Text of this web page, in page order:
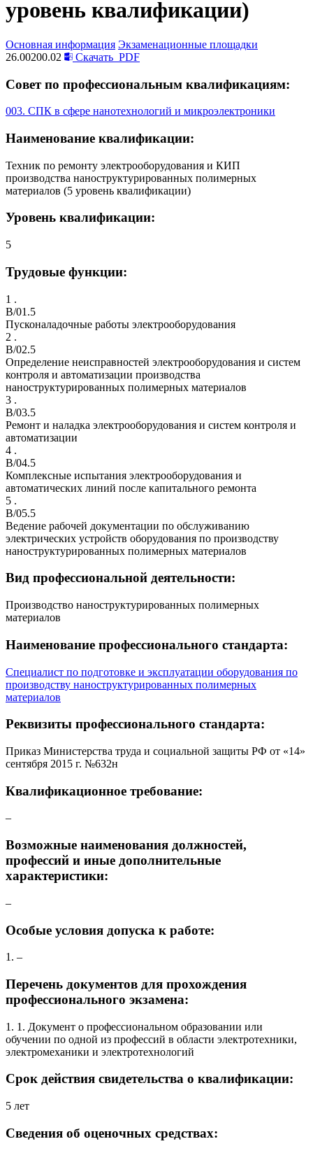
уровень квалификации)
Основная информация Экзаменационные площадки
26.00200.02
Скачать PDF
Совет по профессиональным квалификациям:
003. СПК в сфере нанотехнологий и микроэлектроники
Наименование квалификации:
Техник по ремонту электрооборудования и КИП
производства наноструктурированных полимерных
материалов (5 уровень квалификации)
Уровень квалификации:
5
Трудовые функции:
1 .
B/01.5
Пусконаладочные работы электрооборудования
2 .
B/02.5
Определение неисправностей электрооборудования и систем
контроля и автоматизации производства
наноструктурированных полимерных материалов
3 .
B/03.5
Ремонт и наладка электрооборудования и систем контроля и
автоматизации
4 .
B/04.5
Комплексные испытания электрооборудования и
автоматических линий после капитального ремонта
5 .
B/05.5
Ведение рабочей документации по обслуживанию
электрических устройств оборудования по производству
наноструктурированных полимерных материалов
Вид профессиональной деятельности:
Производство наноструктурированных полимерных
материалов
Наименование профессионального стандарта:
Специалист по подготовке и эксплуатации оборудования по
производству наноструктурированных полимерных
материалов
Реквизиты профессионального стандарта:
Приказ Министерства труда и социальной защиты РФ от «14»
сентября 2015 г. №632н
Квалификационное требование:
–
Возможные наименования должностей,
профессий и иные дополнительные
характеристики:
–
Особые условия допуска к работе:
1. –
Перечень документов для прохождения
профессионального экзамена:
1. 1. Документ о профессиональном образовании или
обучении по одной из профессий в области электротехники,
электромеханики и электротехнологий
Срок действия свидетельства о квалификации:
5 лет
Сведения об оценочных средствах: